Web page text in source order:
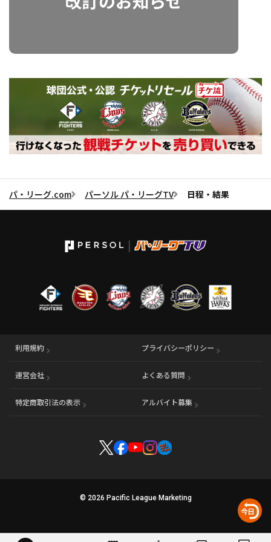
パ・リーグ.com パーソル パ・リーグTV 日程・結果
利用規約 プライバシーポリシー
運営会社 （別ウィンドウで開く） よくある質問
特定商取引法の表示 アルバイト募集 （別ウィンドウで開く
© 2026 Pacific League Marketing